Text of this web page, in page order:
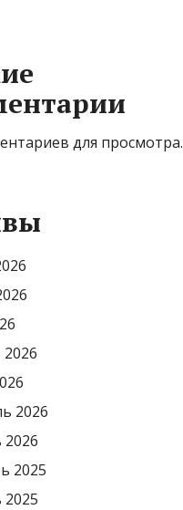
для просмотра.
2026
2025